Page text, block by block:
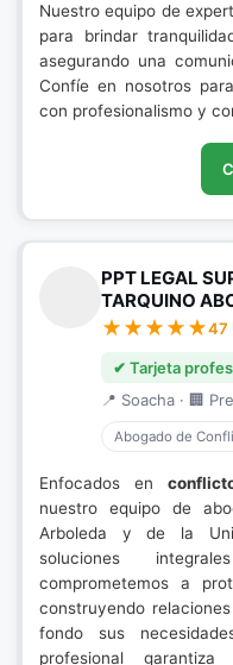
Nuestro equipo de
para brindar
asegurando una
Confíe en nosotros
con profesionalismo y
PPT LEGAL
TARQUINO
47
✔ Tarjeta
📍 Soacha · 🏢
Abogado de
Enfocados en
nuestro equipo de
Arboleda y de la
soluciones
comprometemos a
construyendo
fondo sus
profesional